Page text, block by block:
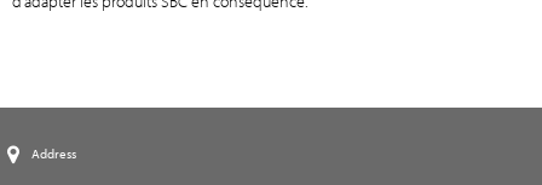
Address